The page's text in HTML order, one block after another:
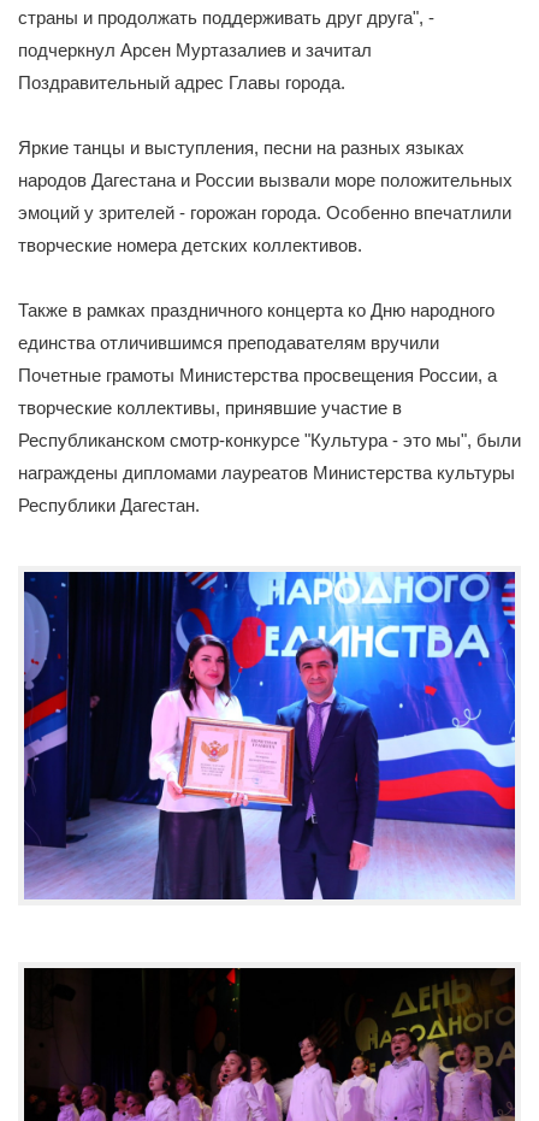
страны и продолжать поддерживать друг друга", -
подчеркнул Арсен Муртазалиев и зачитал
Поздравительный адрес Главы города.
Яркие танцы и выступления, песни на разных языках
народов Дагестана и России вызвали море положительных
эмоций у зрителей - горожан города. Особенно впечатлили
творческие номера детских коллективов.
Также в рамках праздничного концерта ко Дню народного
единства отличившимся преподавателям вручили
Почетные грамоты Министерства просвещения России, а
творческие коллективы, принявшие участие в
Республиканском смотр-конкурсе "Культура - это мы", были
награждены дипломами лауреатов Министерства культуры
Республики Дагестан.